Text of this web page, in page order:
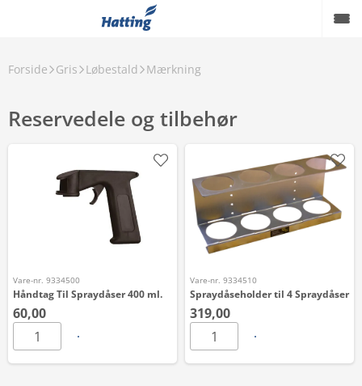
Forside Gris Løbestald Mærkning
Reservedele og tilbehør
Vare-nr. 9334500
Håndtag Til Spraydåser 400 ml.
60,00
Vare-nr. 9334510
Spraydåseholder til 4 Spraydåser
319,00